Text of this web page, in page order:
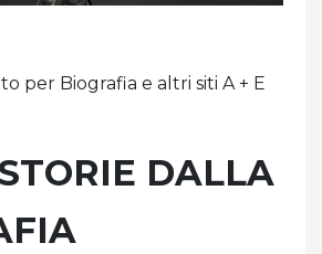
per Biografia e altri siti A + E
DALLA